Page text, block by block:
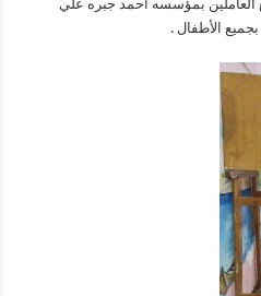
العاملين بمؤسسه أحمد جبره علي
الأطفال .